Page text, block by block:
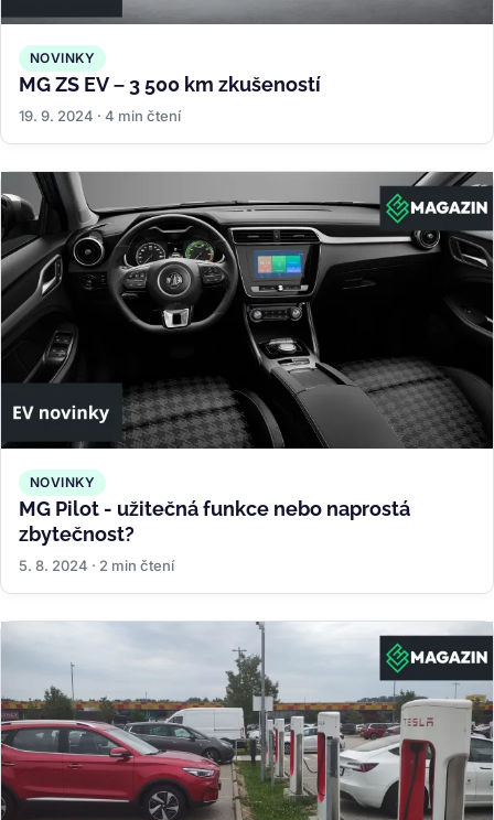
NOVINKY
MG ZS EV – 3 500 km zkušeností
19. 9. 2024 · 4 min čtení
NOVINKY
MG Pilot - užitečná funkce nebo naprostá
zbytečnost?
5. 8. 2024 · 2 min čtení